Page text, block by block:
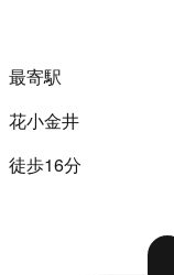
最寄駅
花小金井
徒歩16分